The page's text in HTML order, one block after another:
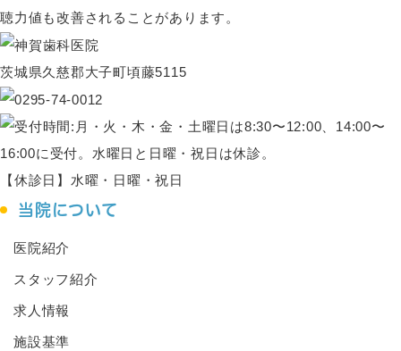
聴力値も改善されることがあります。
茨城県久慈郡大子町頃藤5115
【休診日】水曜・日曜・祝日
当院について
医院紹介
スタッフ紹介
求人情報
施設基準